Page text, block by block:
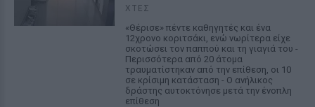
ΧΤΕΣ
«Θέρισε» πέντε καθηγητές και ένα
12χρονο κοριτσάκι, ενώ νωρίτερα είχε
σκοτώσει τον παππού και τη γιαγιά του -
Περισσότερα από 20 άτομα
τραυματίστηκαν από την επίθεση, οι 10
σε κρίσιμη κατάσταση - Ο ανήλικος
δράστης αυτοκτόνησε μετά την ένοπλη
επίθεση